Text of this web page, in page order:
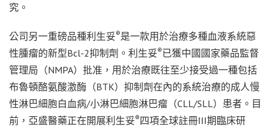
究。
公司另一重磅品種利生妥®是一款用於治療多種血液系統惡
性腫瘤的新型Bcl-2抑制劑。利生妥®已獲中國國家藥品監督
管理局（NMPA）批准，用於治療既往至少接受過一種包括
布魯頓酪氨酸激酶（BTK）抑制劑在內的系統治療的成人慢
性淋巴細胞白血病/小淋巴細胞淋巴瘤（CLL/SLL）患者。目
前，亞盛醫藥正在開展利生妥®四項全球註冊III期臨床研